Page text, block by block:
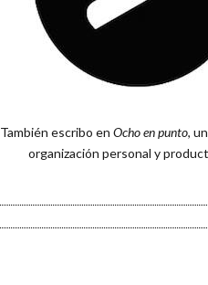
También escribo en Ocho en punto,
organización personal y